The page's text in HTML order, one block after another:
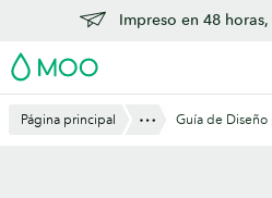
contenido
principal
Impreso en 48
MOO
Página principal Mostrar todo
Guía de Diseño